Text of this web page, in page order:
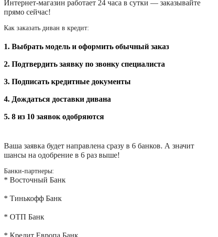
Интернет-магазин работает 24 часа в сутки — заказывайте
прямо сейчас!
Как заказать диван в кредит:
1. Выбрать модель и оформить обычный заказ
2. Подтвердить заявку по звонку специалиста
3. Подписать кредитные документы
4. Дождаться доставки дивана
5. 8 из 10 заявок одобряются
Ваша заявка будет направлена сразу в 6 банков. А значит
шансы на одобрение в 6 раз выше!
Банки-партнеры:
* Восточный Банк
* Тинькофф Банк
* ОТП Банк
* Кредит Европа Банк